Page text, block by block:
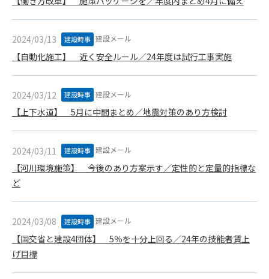
2024/03/13 建設時事 建設メール
【自動化施工】 近く安全ルール／24年度は試行工事実施
2024/03/12 建設時事 建設メール
【上下水道】 5月に中間まとめ／地震対策のあり方検討
2024/03/11 建設時事 建設メール
【河川環境施策】 今後のあり方案示す／定性的と定量的指標な
ど
2024/03/08 建設時事 建設メール
【国交省と建設4団体】 5％を十分上回る／24年の技能者賃上
げ目標
します。
第9条（会員の個人情報）
ビスの提供に関連して管理者が知り得た会員の個人情報（以下
個人情報といいます）について、管理者は、以下の各号に該当
する場合を除き、第三者に開示または提供しないものとしま
(1) 会員が、自己の個人情報の開示に事前に同意している場合
(2) 個々の会員を特定できない統計的な処理をした形式で第三
者に提供する場合
(3) 第三者および管理者の権利、財産、安全等を保護するため
(4) 法令等により開示を求められた場合
第10条（免責事項）
管理者は、会員が登録した内容が以下に該当する、またはその
恐れのあるものは、会員の承諾なく削除できるものとします。
1. 管理者は、会員が本サービスを利用することにより得た情報